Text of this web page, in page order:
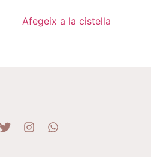
Afegeix a la cistella